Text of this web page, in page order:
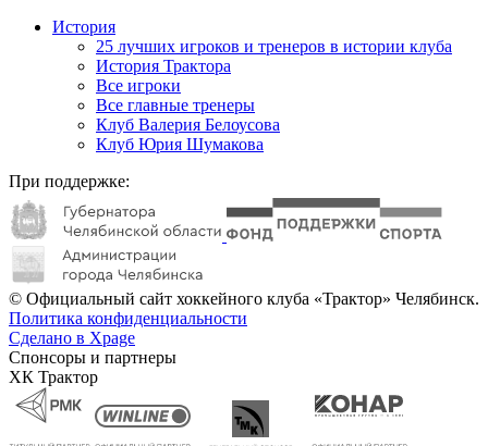
История
25 лучших игроков и тренеров в истории клуба
История Трактора
Все игроки
Все главные тренеры
Клуб Валерия Белоусова
Клуб Юрия Шумакова
При поддержке:
© Официальный сайт хоккейного клуба «Трактор» Челябинск.
Политика конфиденциальности
Сделано в Xpage
Спонсоры и партнеры
ХК Трактор